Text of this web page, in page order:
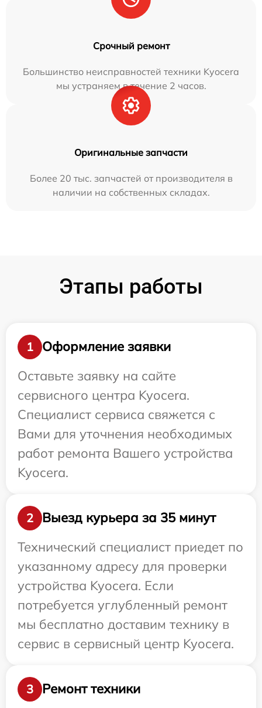
Срочный ремонт
Большинство неисправностей техники Kyocera
мы устраняем в течение 2 часов.
Оригинальные запчасти
Более 20 тыс. запчастей от производителя в
наличии на собственных складах.
Этапы работы
1
Оформление заявки
Оставьте заявку на сайте
сервисного центра Kyocera.
Специалист сервиса свяжется с
Вами для уточнения необходимых
работ ремонта Вашего устройства
Kyocera.
2
Выезд курьера за 35 минут
Технический специалист приедет по
указанному адресу для проверки
устройства Kyocera. Если
потребуется углубленный ремонт
мы бесплатно доставим технику в
сервис в сервисный центр Kyocera.
3 Ремонт техники